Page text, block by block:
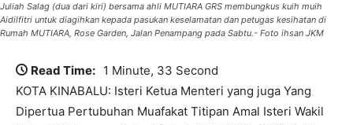
Juliah Salag (dua dari kiri) bersama ahli MUTIARA GRS membungkus kuih muih
Aidilfitri untuk diagihkan kepada pasukan keselamatan dan petugas kesihatan di
Rumah MUTIARA, Rose Garden, Jalan Penampang pada Sabtu.- Foto ihsan JKM
Read Time: 1 Minute, 33 Second
KOTA KINABALU: Isteri Ketua Menteri yang juga Yang
Dipertua Pertubuhan Muafakat Titipan Amal Isteri Wakil